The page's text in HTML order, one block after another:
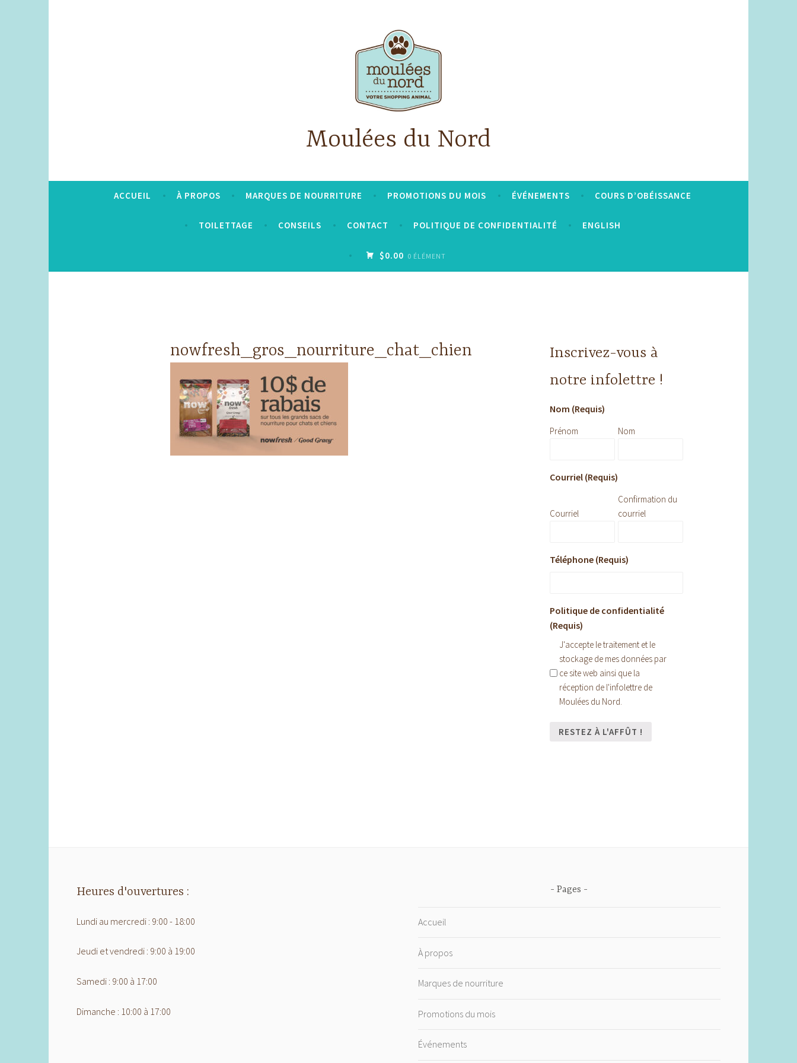
Moulées du Nord
ACCUEIL À PROPOS MARQUES DE NOURRITURE PROMOTIONS DU MOIS ÉVÉNEMENTS COURS D’OBÉISSANCE
TOILETTAGE CONSEILS CONTACT POLITIQUE DE CONFIDENTIALITÉ ENGLISH
$0.00 0 ÉLÉMENT
nowfresh_gros_nourriture_chat_chien
Inscrivez-vous à
notre infolettre !
Nom (Requis)
Prénom Nom
Courriel (Requis)
Courriel
Confirmation du
courriel
Téléphone (Requis)
Politique de confidentialité
(Requis)
J'accepte le traitement et le
stockage de mes données par
ce site web ainsi que la
réception de l'infolettre de
Moulées du Nord.
Heures d'ouvertures :
Lundi au mercredi : 9:00 - 18:00
Jeudi et vendredi : 9:00 à 19:00
Samedi : 9:00 à 17:00
Dimanche : 10:00 à 17:00
Pages
Accueil
À propos
Marques de nourriture
Promotions du mois
Événements